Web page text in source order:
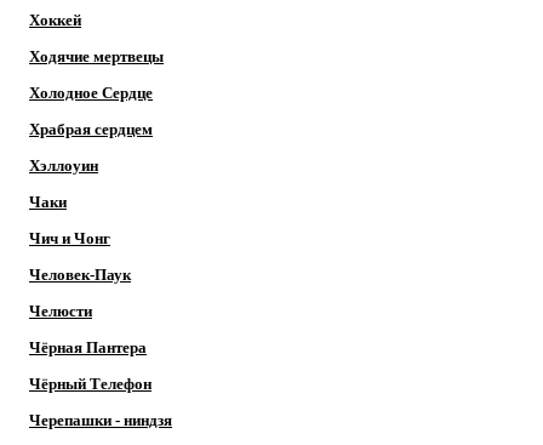
Хоккей
Ходячие мертвецы
Холодное Сердце
Храбрая сердцем
Хэллоуин
Чаки
Чич и Чонг
Человек-Паук
Челюсти
Чёрная Пантера
Чёрный Телефон
Черепашки - ниндзя